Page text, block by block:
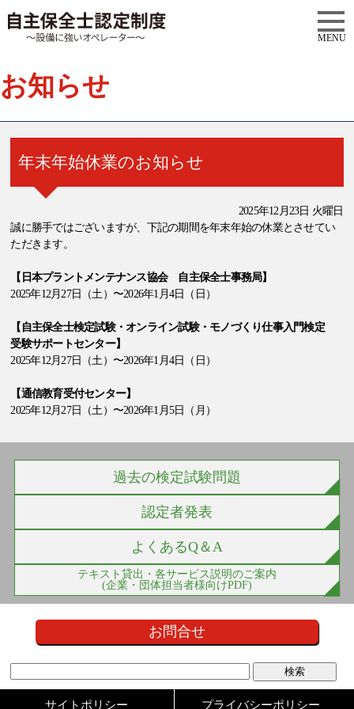
MENU
お知らせ
年末年始休業のお知らせ
2025年12月23日 火曜日
誠に勝手ではございますが、下記の期間を年末年始の休業とさせてい
ただきます。
【日本プラントメンテナンス協会 自主保全士事務局】
2025年12月27日（土）〜2026年1月4日（日）
【自主保全士検定試験・オンライン試験・モノづくり仕事入門検定
受験サポートセンター】
2025年12月27日（土）〜2026年1月4日（日）
【通信教育受付センター】
2025年12月27日（土）〜2026年1月5日（月）
過去の検定試験問題
認定者発表
よくあるQ＆A
テキスト貸出・各サービス説明のご案内
(企業・団体担当者様向けPDF)
お問合せ
サイトポリシー プライバシーポリシー